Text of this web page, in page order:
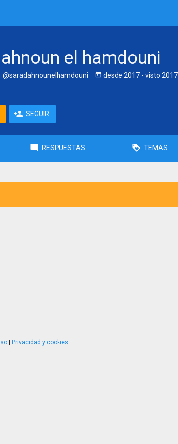
el hamdouni
@saradahnounelhamdouni desde 2017 - visto 2017
SEGUIR
RESPUESTAS TEMAS
Privacidad y cookies